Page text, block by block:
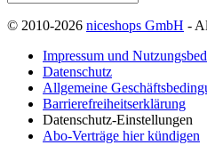
© 2010-2026 niceshops GmbH -
Impressum und
Datenschutz
Allgemeine
Barrierefreiheitserklärung
Datenschutz-Einstellungen
Abo-Verträge hier kündigen